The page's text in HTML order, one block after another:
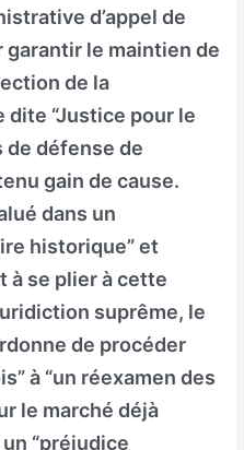
d’appel de
le maintien de
de la
“Justice pour le
de défense de
gain de cause.
dans un
historique” et
à se plier à cette
suprême, le
de procéder
à “un réexamen des
le marché déjà
“préjudice